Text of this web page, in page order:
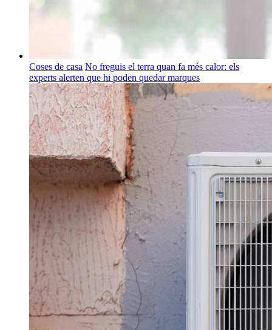
Coses de casa No freguis el terra quan fa més calor: els
experts alerten que hi poden quedar marques